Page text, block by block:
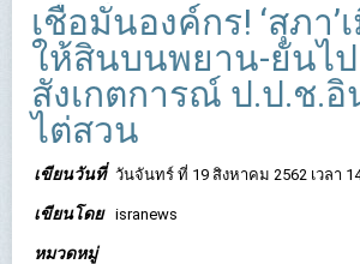
เชื่อมั่นองค์กร! ‘สุภา’
ให้สินบนพยาน-ยันไป
สังเกตการณ์ ป.ป.ช.อิ
ไต่สวน
เขียนวันที่ วันจันทร์ ที่ 19 สิงหาคม 2562 เวลา
เขียนโดย isranews
หมวดหมู่